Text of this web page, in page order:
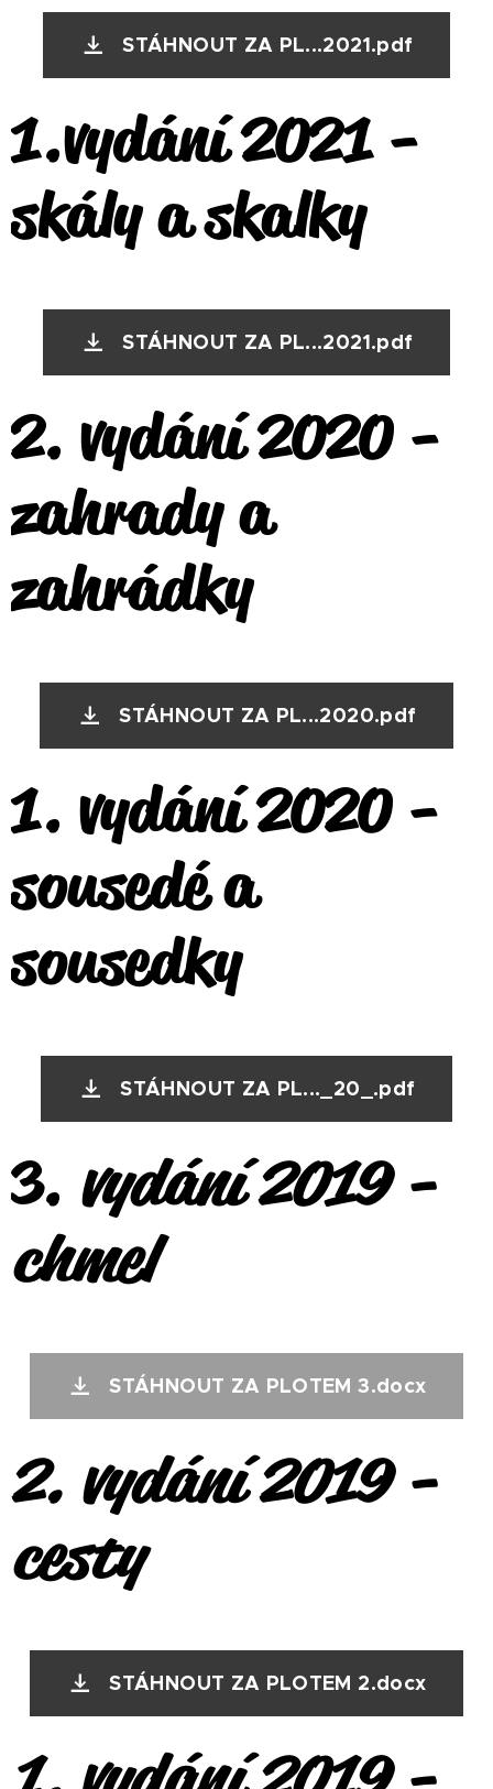
STÁHNOUT ZA PL...2021.pdf
1.vydání 2021 -
skály a skalky
STÁHNOUT ZA PL...2021.pdf
2. vydání 2020 -
zahrady a
zahrádky
STÁHNOUT ZA PL...2020.pdf
1. vydání 2020 -
sousedé a
sousedky
STÁHNOUT ZA PL..._20_.pdf
3. vydání 2019 -
chmel
STÁHNOUT ZA PLOTEM 3.docx
2. vydání 2019 -
cesty
STÁHNOUT ZA PLOTEM 2.docx